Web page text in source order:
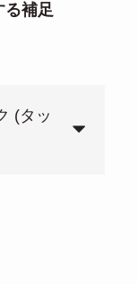
る補足
(タッ